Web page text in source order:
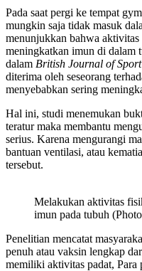
Pada saat pergi ke tempat
mungkin saja tidak masuk
menunjukkan bahwa aktivitas
meningkatkan imun di dalam
dalam British Journal of
diterima oleh seseorang
menyebabkan sering
Hal ini, studi menemukan
teratur maka membantu
serius. Karena mengurangi
bantuan ventilasi, atau
tersebut.
Melakukan aktivitas
imun pada tubuh
Penelitian mencatat
penuh atau vaksin lengkap
memiliki aktivitas padat, Para